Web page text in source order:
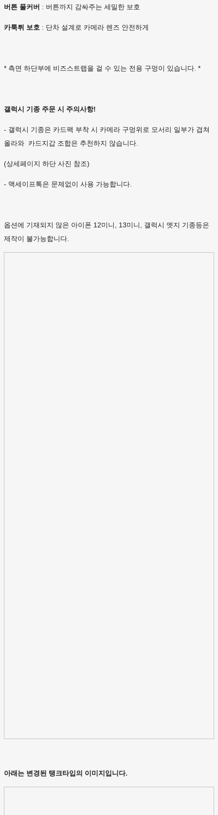
버튼 풀커버 : 버튼까지 감싸주는 세밀한 보호
카툭튀 보호 : 단차 설계로 카메라 렌즈 안전하게
* 측면 하단부에 비즈스트랩을 걸 수 있는 전용 구멍이 있습니다. *
갤럭시 기종 주문 시 주의사항!
- 갤럭시 기종은 카드팩 부착 시 카메라 구멍위로 모서리 일부가 겹쳐
올라와 카드지갑 조합은 추천하지 않습니다.
(상세페이지 하단 사진 참조)
- 맥세이프톡은 문제없이 사용 가능합니다.
옵션에 기재되지 않은 아이폰 12미니, 13미니, 갤럭시 엣지 기종등은
제작이 불가능합니다.
아래는 변경된 탱크타입의 이미지입니다.